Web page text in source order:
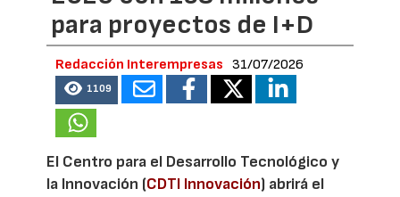
para proyectos de I+D
Redacción Interempresas 31/07/2026
1109
El Centro para el Desarrollo Tecnológico y
la Innovación (CDTI Innovación) abrirá el